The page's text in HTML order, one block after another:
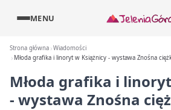
MENU
Strona główna Wiadomości
Młoda grafika i linoryt w Książnicy - wystawa Znośna
Młoda grafika i
- wystawa Znośna